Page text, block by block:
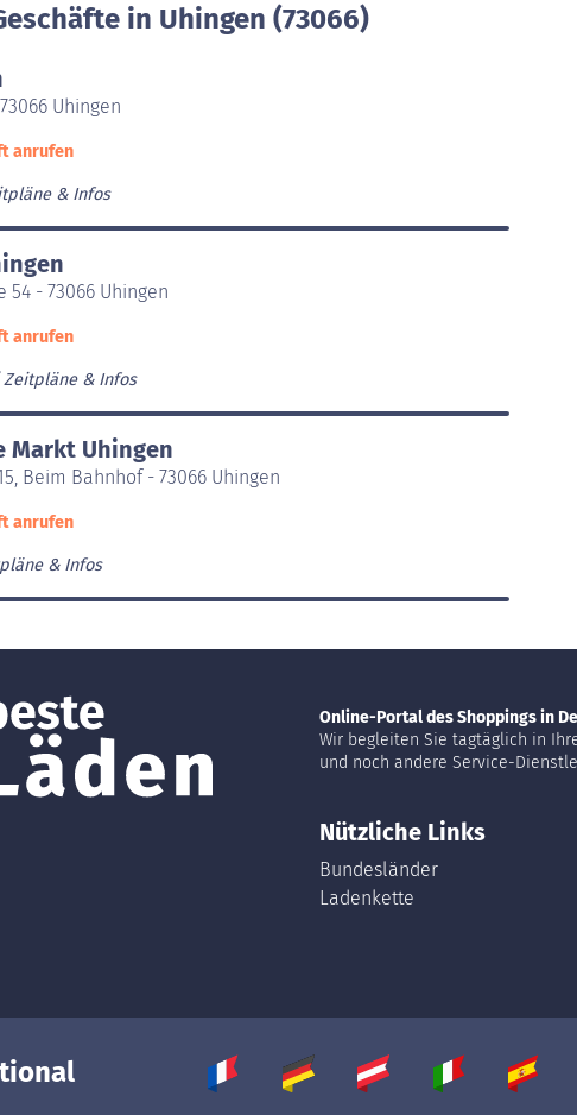
in Uhingen (73066)
Uhingen
anrufen
& Infos
- 73066 Uhingen
anrufen
Zeitpläne & Infos
Markt Uhingen
Beim Bahnhof - 73066 Uhingen
anrufen
& Infos
Online-Portal des Shoppings in
Wir begleiten Sie tagtäglich in
und noch andere Service-
Nützliche Links
Bundesländer
Ladenkette